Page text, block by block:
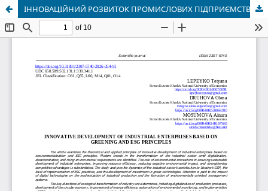
ІННОВАЦІЙНИЙ РОЗВИТОК ПРОМИСЛОВИХ ПІДПРИЄМСТВ НА ЗАСАДАХ ЕКОЛОГІЗАЦІЇ ТА ESG-ПРИНЦИПІВ